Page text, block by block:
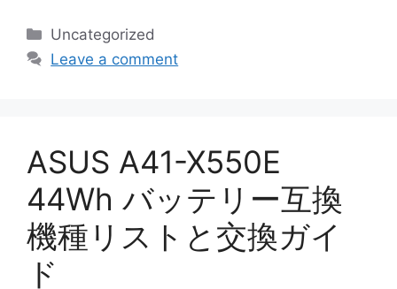
Categories
Uncategorized
Leave a comment
ASUS A41-X550E
44Wh バッテリー互換
機種リストと交換ガイ
ド